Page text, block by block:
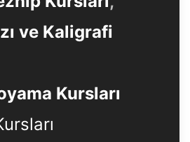
ve Kaligrafi
Kursları